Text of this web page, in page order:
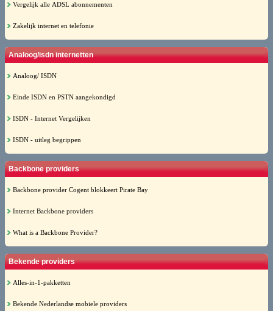
Vergelijk alle ADSL abonnementen
Zakelijk internet en telefonie
Analoog/isdn internetten
Analoog/ ISDN
Einde ISDN en PSTN aangekondigd
ISDN - Internet Vergelijken
ISDN - uitleg begrippen
Backbone providers
Backbone provider Cogent blokkeert Pirate Bay
Internet Backbone providers
What is a Backbone Provider?
Bekende providers
Alles-in-1-pakketten
Bekende Nederlandse mobiele providers